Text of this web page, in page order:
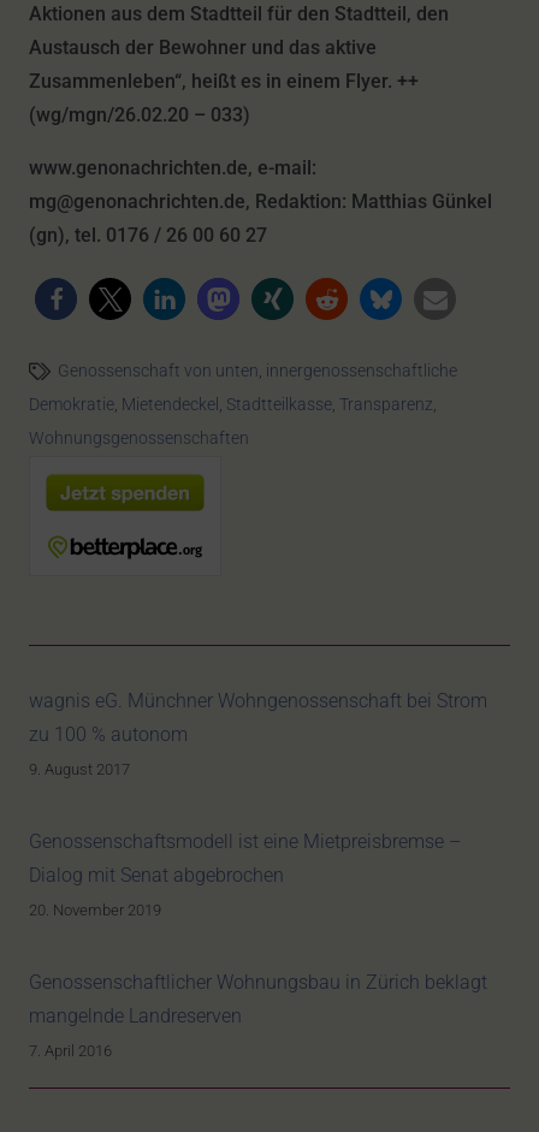
Aktionen aus dem Stadtteil für den Stadtteil, den
Austausch der Bewohner und das aktive
Zusammenleben“, heißt es in einem Flyer. ++
(wg/mgn/26.02.20 – 033)
www.genonachrichten.de, e-mail:
mg@genonachrichten.de, Redaktion: Matthias Günkel
(gn), tel. 0176 / 26 00 60 27
Genossenschaft von unten, innergenossenschaftliche
Demokratie, Mietendeckel , Stadtteilkasse, Transparenz,
Wohnungsgenossenschaften
wagnis eG. Münchner Wohngenossenschaft bei Strom
zu 100 % autonom
9. August 2017
Genossenschaftsmodell ist eine Mietpreisbremse –
Dialog mit Senat abgebrochen
20. November 2019
Genossenschaftlicher Wohnungsbau in Zürich beklagt
mangelnde Landreserven
7. April 2016